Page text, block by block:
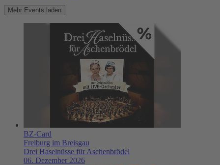
Mehr Events laden
BZ-Card
Freiburg im Breisgau
Drei Haselnüsse für Aschenbrödel
06. Dezember 2026